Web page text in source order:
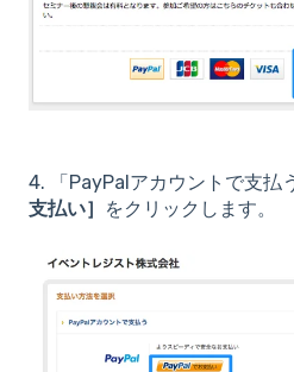
4. 「PayPalアカウントで支払
支払い］
をクリックします。